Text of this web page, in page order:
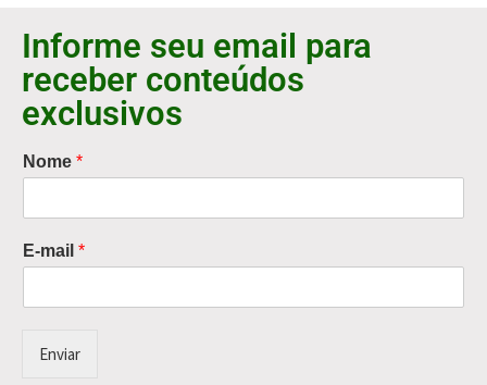
Informe seu email para
receber conteúdos
exclusivos
Nome *
E-mail *
Enviar